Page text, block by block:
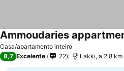
Casa/apartamento inteiro
Ammoudaries
8,7 Excelente 22 Lakki, a 2.8